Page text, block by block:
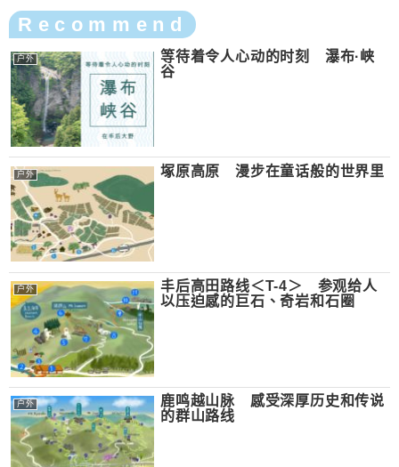
Recommend
户外
等待着令人心动的时刻 瀑布·峡
谷
户外 塚原高原 漫步在童话般的世界里
户外
丰后高田路线＜T-4＞ 参观给人
以压迫感的巨石、奇岩和石圈
户外
鹿鸣越山脉 感受深厚历史和传说
的群山路线